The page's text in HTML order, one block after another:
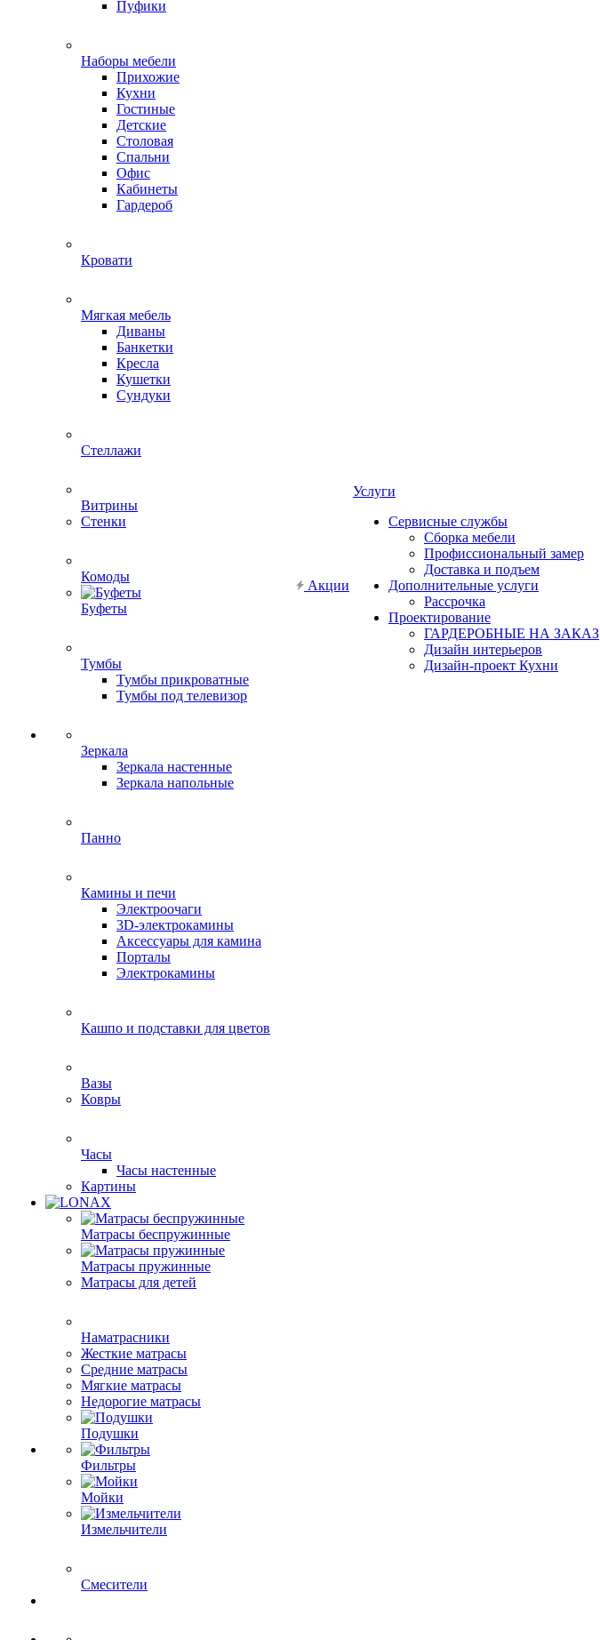
Пуфики
Наборы мебели
Прихожие
Кухни
Гостиные
Детские
Столовая
Спальни
Офис
Кабинеты
Гардероб
Кровати
Мягкая мебель
Диваны
Банкетки
Кресла
Кушетки
Сундуки
Стеллажи
Витрины
Стенки
Комоды
Буфеты
Тумбы
Тумбы прикроватные
Тумбы под телевизор
Зеркала
Зеркала настенные
Зеркала напольные
Панно
Камины и печи
Электроочаги
3D-электрокамины
Аксессуары для камина
Порталы
Электрокамины
Кашпо и подставки для цветов
Вазы
Ковры
Часы
Часы настенные
Картины
Матрасы беспружинные
Матрасы пружинные
Матрасы для детей
Наматрасники
Жесткие матрасы
Средние матрасы
Мягкие матрасы
Недорогие матрасы
Подушки
Фильтры
Мойки
Измельчители
Смесители
Акции
Услуги
Сервисные службы
Сборка мебели
Профиссиональный замер
Доставка и подъем
Дополнительные услуги
Рассрочка
Проектирование
ГАРДЕРОБНЫЕ НА ЗАКАЗ
Дизайн интерьеров
Дизайн-проект Кухни